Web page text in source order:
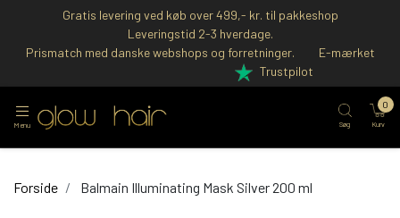
Gratis levering ved køb over 499,- kr. til pakkeshop
Leveringstid 2-3 hverdage.
Prismatch med danske webshops og forretninger.
E-mærket
Trustpilot
Menu Søg Kurv
0
Forside Balmain Illuminating Mask Silver 200 ml